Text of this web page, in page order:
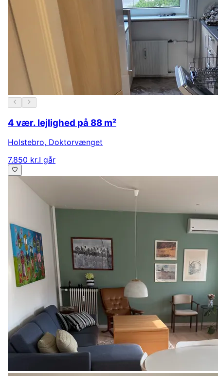
4 vær. lejlighed på 88 m²
Holstebro, Doktorvænget
7.850 kr.I går